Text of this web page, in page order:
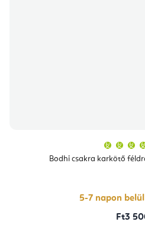
Bodhi csakra karkötő
5-7 napon
Ft3